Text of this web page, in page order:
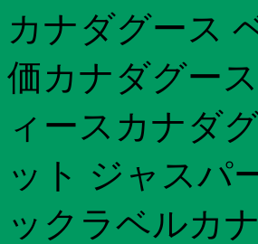
カナダグース
価カナダグー
ィースカナダ
ット ジャスパ
ックラベルカ